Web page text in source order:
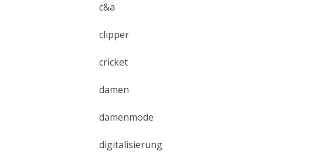
c&a
clipper
cricket
damen
damenmode
digitalisierung